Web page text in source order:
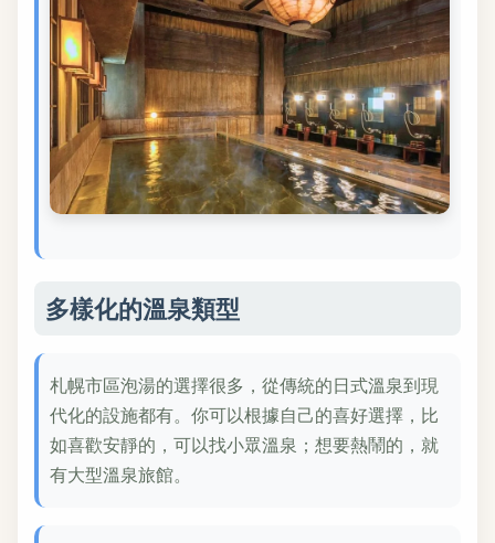
多樣化的溫泉類型
札幌市區泡湯的選擇很多，從傳統的日式溫泉到現
代化的設施都有。你可以根據自己的喜好選擇，比
如喜歡安靜的，可以找小眾溫泉；想要熱鬧的，就
有大型溫泉旅館。